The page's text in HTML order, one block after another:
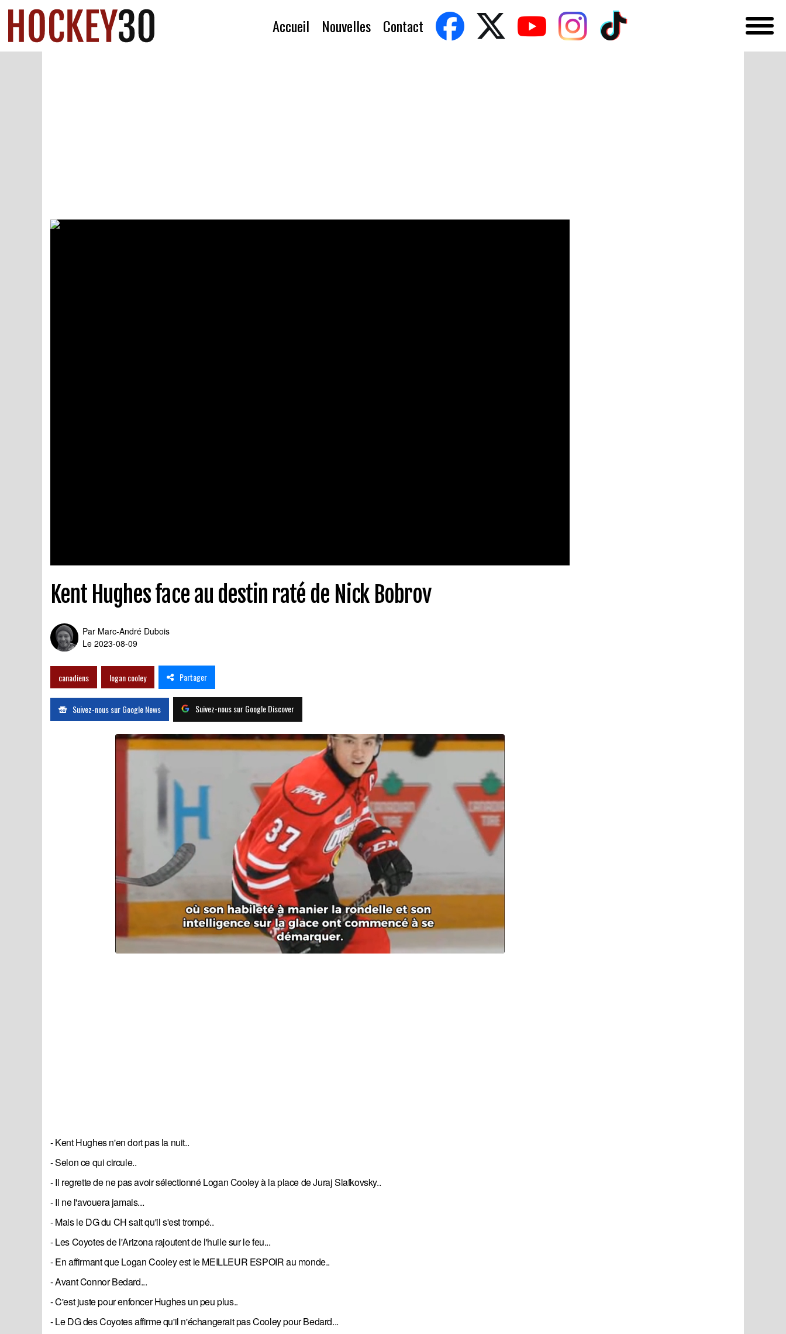
Accueil Nouvelles Contact
Kent Hughes face au destin raté de Nick Bobrov
Par Marc-André Dubois
Le 2023-08-09
canadiens logan cooley Partager
Suivez-nous sur Google News Suivez-nous sur Google Discover
- Kent Hughes n'en dort pas la nuit..
- Selon ce qui circule..
- Il regrette de ne pas avoir sélectionné Logan Cooley à la place de Juraj Slafkovsky..
- Il ne l'avouera jamais...
- Mais le DG du CH sait qu'il s'est trompé..
- Les Coyotes de l'Arizona rajoutent de l'huile sur le feu...
- En affirmant que Logan Cooley est le MEILLEUR ESPOIR au monde..
- Avant Connor Bedard...
- C'est juste pour enfoncer Hughes un peu plus..
- Le DG des Coyotes affirme qu'il n'échangerait pas Cooley pour Bedard...